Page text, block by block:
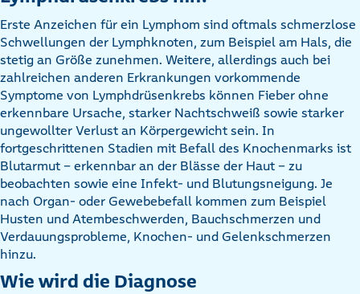
Erste Anzeichen für ein Lymphom sind oftmals schmerzlose
Schwellungen der Lymphknoten, zum Beispiel am Hals, die
stetig an Größe zunehmen. Weitere, allerdings auch bei
zahlreichen anderen Erkrankungen vorkommende
Symptome von Lymphdrüsenkrebs können Fieber ohne
erkennbare Ursache, starker Nachtschweiß sowie starker
ungewollter Verlust an Körpergewicht sein. In
fortgeschrittenen Stadien mit Befall des Knochenmarks ist
Blutarmut – erkennbar an der Blässe der Haut – zu
beobachten sowie eine Infekt- und Blutungsneigung. Je
nach Organ- oder Gewebebefall kommen zum Beispiel
Husten und Atembeschwerden, Bauchschmerzen und
Verdauungsprobleme, Knochen- und Gelenkschmerzen
hinzu.
Wie wird die Diagnose